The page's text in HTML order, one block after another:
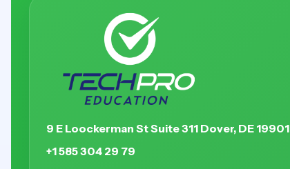
9 E Loockerman St Suite 311 Dover, DE 19901
+1 585 304 29 79